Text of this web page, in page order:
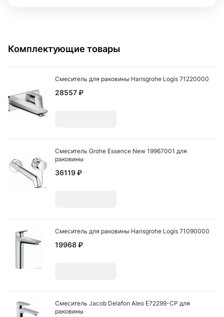
Комплектующие товары
Смеситель для раковины Hansgrohe Logis 71220000
28557 ₽
Смеситель Grohe Essence New 19967001 для
раковины
36119 ₽
Смеситель для раковины Hansgrohe Logis 71090000
19968 ₽
Смеситель Jacob Delafon Aleo E72299-CP для
раковины